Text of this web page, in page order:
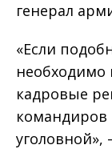
генерал
«Если
кадровые
командиров
уголовной»,